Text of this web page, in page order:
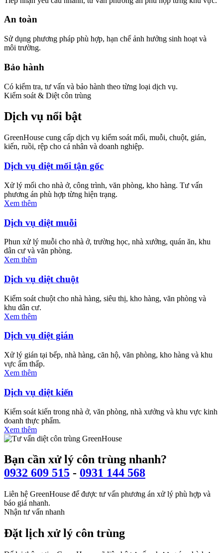
An toàn
Sử dụng phương pháp phù hợp, hạn chế ảnh hưởng sinh hoạt và
môi trường.
Bảo hành
Có kiểm tra, tư vấn và bảo hành theo từng loại dịch vụ.
Kiểm soát & Diệt côn trùng
Dịch vụ nổi bật
GreenHouse cung cấp dịch vụ kiểm soát mối, muỗi, chuột, gián,
kiến, ruồi, rệp cho cá nhân và doanh nghiệp.
Dịch vụ diệt mối tận gốc
Xử lý mối cho nhà ở, công trình, văn phòng, kho hàng. Tư vấn
phương án phù hợp từng hiện trạng.
Xem thêm
Dịch vụ diệt muỗi
Phun xử lý muỗi cho nhà ở, trường học, nhà xưởng, quán ăn, khu
dân cư và văn phòng.
Xem thêm
Dịch vụ diệt chuột
Kiểm soát chuột cho nhà hàng, siêu thị, kho hàng, văn phòng và
khu dân cư.
Xem thêm
Dịch vụ diệt gián
Xử lý gián tại bếp, nhà hàng, căn hộ, văn phòng, kho hàng và khu
vực ẩm thấp.
Xem thêm
Dịch vụ diệt kiến
Kiểm soát kiến trong nhà ở, văn phòng, nhà xưởng và khu vực kinh
doanh thực phẩm.
Xem thêm
Bạn cần xử lý côn trùng nhanh?
0932 609 515 - 0931 144 568
Liên hệ GreenHouse để được tư vấn phương án xử lý phù hợp và
báo giá nhanh.
Nhận tư vấn nhanh
Đặt lịch xử lý côn trùng